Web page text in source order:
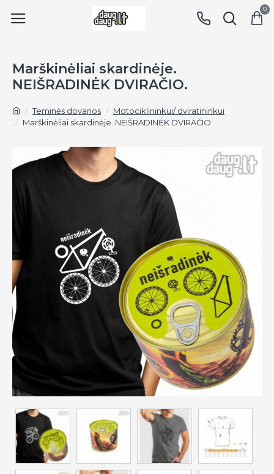
0
Teminės dovanos
Motociklininkui/ dviratininkui
Marškinėliai skardinėje. NEIŠRADINĖK DVIRAČIO.
Marškinėliai skardinėje.
NEIŠRADINĖK DVIRAČIO.